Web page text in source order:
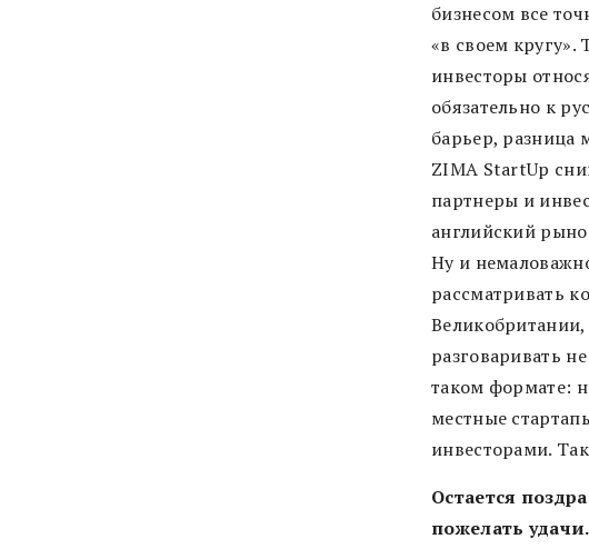
бизнесом все
«в своем
инвесторы
обязательно к
барьер, разница
ZIMA StartUp
партнеры и
английский
Ну и
рассматривать
разговаривать
таком формате:
местные
инвесторами.
Остается
пожелать удачи.